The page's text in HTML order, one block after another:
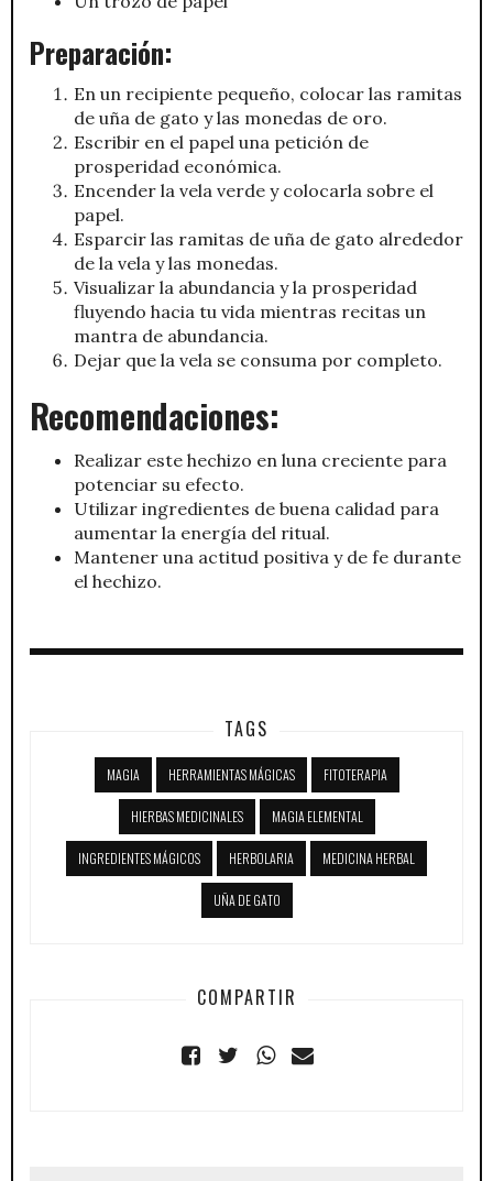
Preparación:
En un recipiente pequeño, colocar las ramitas
de uña de gato y las monedas de oro.
Escribir en el papel una petición de
prosperidad económica.
Encender la vela verde y colocarla sobre el
papel.
Esparcir las ramitas de uña de gato alrededor
de la vela y las monedas.
Visualizar la abundancia y la prosperidad
fluyendo hacia tu vida mientras recitas un
mantra de abundancia.
Dejar que la vela se consuma por completo.
Recomendaciones:
Realizar este hechizo en luna creciente para
potenciar su efecto.
Utilizar ingredientes de buena calidad para
aumentar la energía del ritual.
Mantener una actitud positiva y de fe durante
el hechizo.
TAGS
MAGIA HERRAMIENTAS MÁGICAS FITOTERAPIA
HIERBAS MEDICINALES MAGIA ELEMENTAL
INGREDIENTES MÁGICOS HERBOLARIA MEDICINA HERBAL
UÑA DE GATO
COMPARTIR